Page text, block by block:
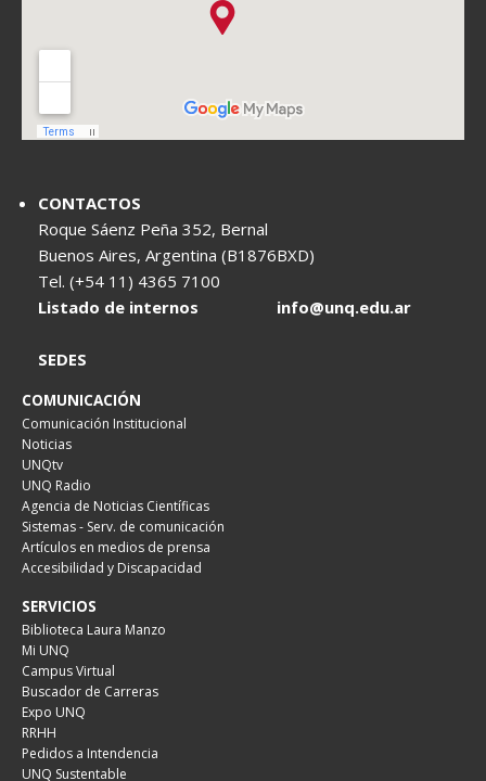
CONTACTOS
Roque Sáenz Peña 352, Bernal
Buenos Aires, Argentina (B1876BXD)
Tel. (+54 11) 4365 7100
Listado de internos
info@unq.edu.ar
SEDES
COMUNICACIÓN
Comunicación Institucional
Noticias
UNQtv
UNQ Radio
Agencia de Noticias Científicas
Sistemas - Serv. de comunicación
Artículos en medios de prensa
Accesibilidad y Discapacidad
SERVICIOS
Biblioteca Laura Manzo
Mi UNQ
Campus Virtual
Buscador de Carreras
Expo UNQ
RRHH
Pedidos a Intendencia
UNQ Sustentable